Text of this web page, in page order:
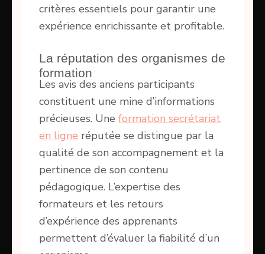
critères essentiels pour garantir une
expérience enrichissante et profitable.
La réputation des organismes de
formation
Les avis des anciens participants
constituent une mine d’informations
précieuses. Une formation secrétariat
en ligne réputée se distingue par la
qualité de son accompagnement et la
pertinence de son contenu
pédagogique. L’expertise des
formateurs et les retours
d’expérience des apprenants
permettent d’évaluer la fiabilité d’un